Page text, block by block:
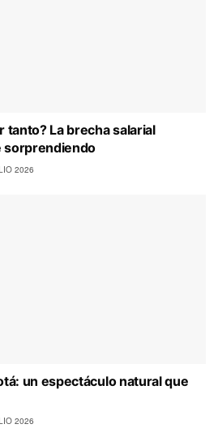
tanto? La brecha salarial
sorprendiendo
2026
un espectáculo natural que
2026